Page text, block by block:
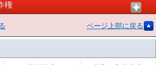
権
ページ上部に戻る